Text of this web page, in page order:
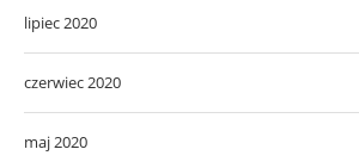
lipiec 2020
czerwiec 2020
maj 2020